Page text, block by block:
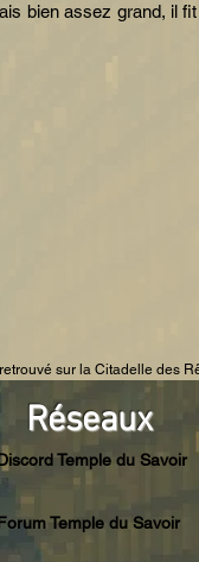
bien assez grand, il
sur la Citadelle des
Réseaux
Temple du Savoir
Temple du Savoir